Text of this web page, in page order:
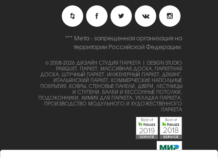
*** Мета - запрещенная организация на
территории Российской Федерации.
© 2008-2026 ДИЗАЙН СТУДИЯ ПАРКЕТА | DESIGN STUDIO
PARQUET. ПАРКЕТ, МАССИВНАЯ ДОСКА, ПАРКЕТНАЯ
ДОСКА, ШТУЧНЫЙ ПАРКЕТ, ИНЖЕНЕРНЫЙ ПАРКЕТ, ДЕКИНГ,
ИТАЛЬЯНСКИЙ ПАРКЕТ, КОММЕРЧЕСКИЕ НАПОЛЬНЫЕ
ПОКРЫТИЯ, КОВРЫ, СТЕНОВЫЕ ПАНЕЛИ, ДВЕРИ, ЛЕСТНИЦЫ
И СТУПЕНИ, БАЛКИ И КЕССОННЫЕ ПОТОЛКИ,
ПОДОКОННИКИ, ХИМИЯ ДЛЯ ПАРКЕТА, УКЛАДКА ПАРКЕТА,
ПРОИЗВОДСТВО МОДУЛЬНОГО И ХУДОЖЕСТВЕННОГО
ПАРКЕТА